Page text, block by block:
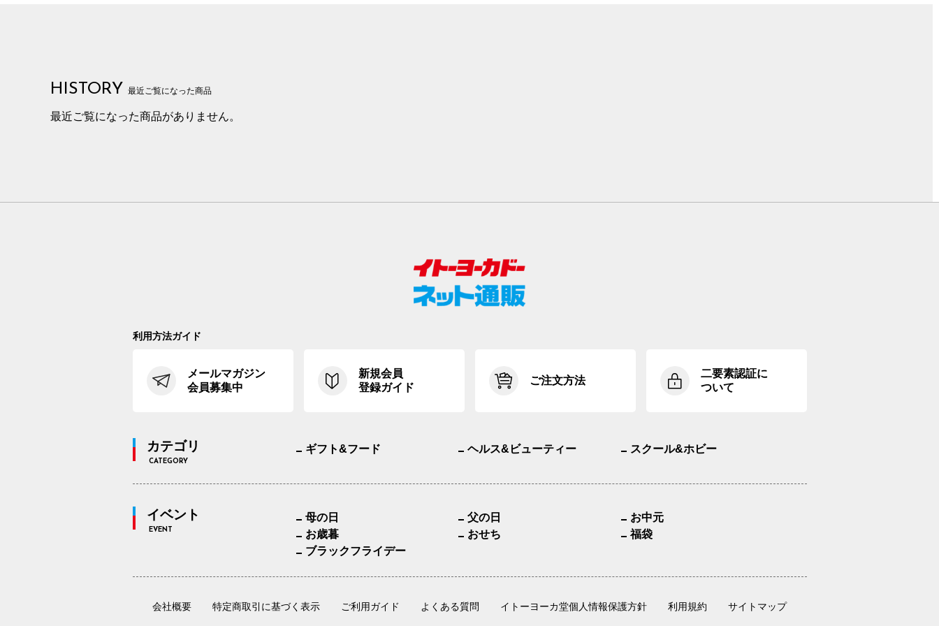
HISTORY 最近ご覧になった商品
最近ご覧になった商品がありません。
利用方法ガイド
メールマガジン
会員募集中
新規会員
登録ガイド
ご注文方法
二要素認証に
ついて
カテゴリ
CATEGORY
ギフト&フード ヘルス&ビューティー スクール&ホビー
イベント
EVENT
母の日 父の日
お中元
お歳暮
おせち
福袋
ブラックフライデー
会社概要 特定商取引に基づく表示 ご利用ガイド よくある質問 イトーヨーカ堂個人情報保護方針 利用規約 サイトマップ